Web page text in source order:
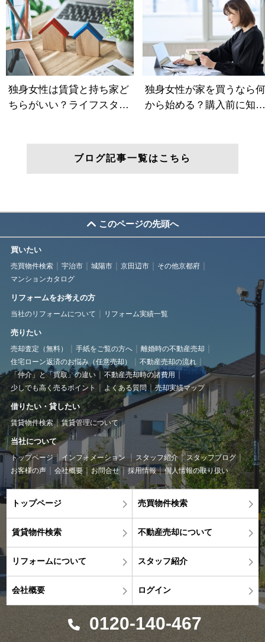
ブログ記事一覧はこちら
このページの先頭へ
買いたい
売買物件検索 宇治市 城陽市 京田辺市
その他京都府
マンションカタログ
リフォームをお考えの方
当社のリフォームについて リフォーム実績一覧
売りたい
売却査定（無料） 手紙をご覧の方へ
離婚時の不動産売却
住宅ローン返済のお悩み（任意売却）
不動産売却の流れ
「仲介」と「買取」の違い
不動産売却時の諸費用
少しでも高く売るポイント
よくある質問 売却実績マップ
借りたい・貸したい
賃貸物件検索 賃貸管理について
当社について
トップページ インフォメーション スタッフ紹介
スタッフブログ
お客様の声
会社概要 お問合せ 採用情報 個人情報の取り扱い
トップページ 売買物件検索
賃貸物件検索 不動産売却について
リフォームについて スタッフ紹介
会社概要 ログイン
0120-140-467